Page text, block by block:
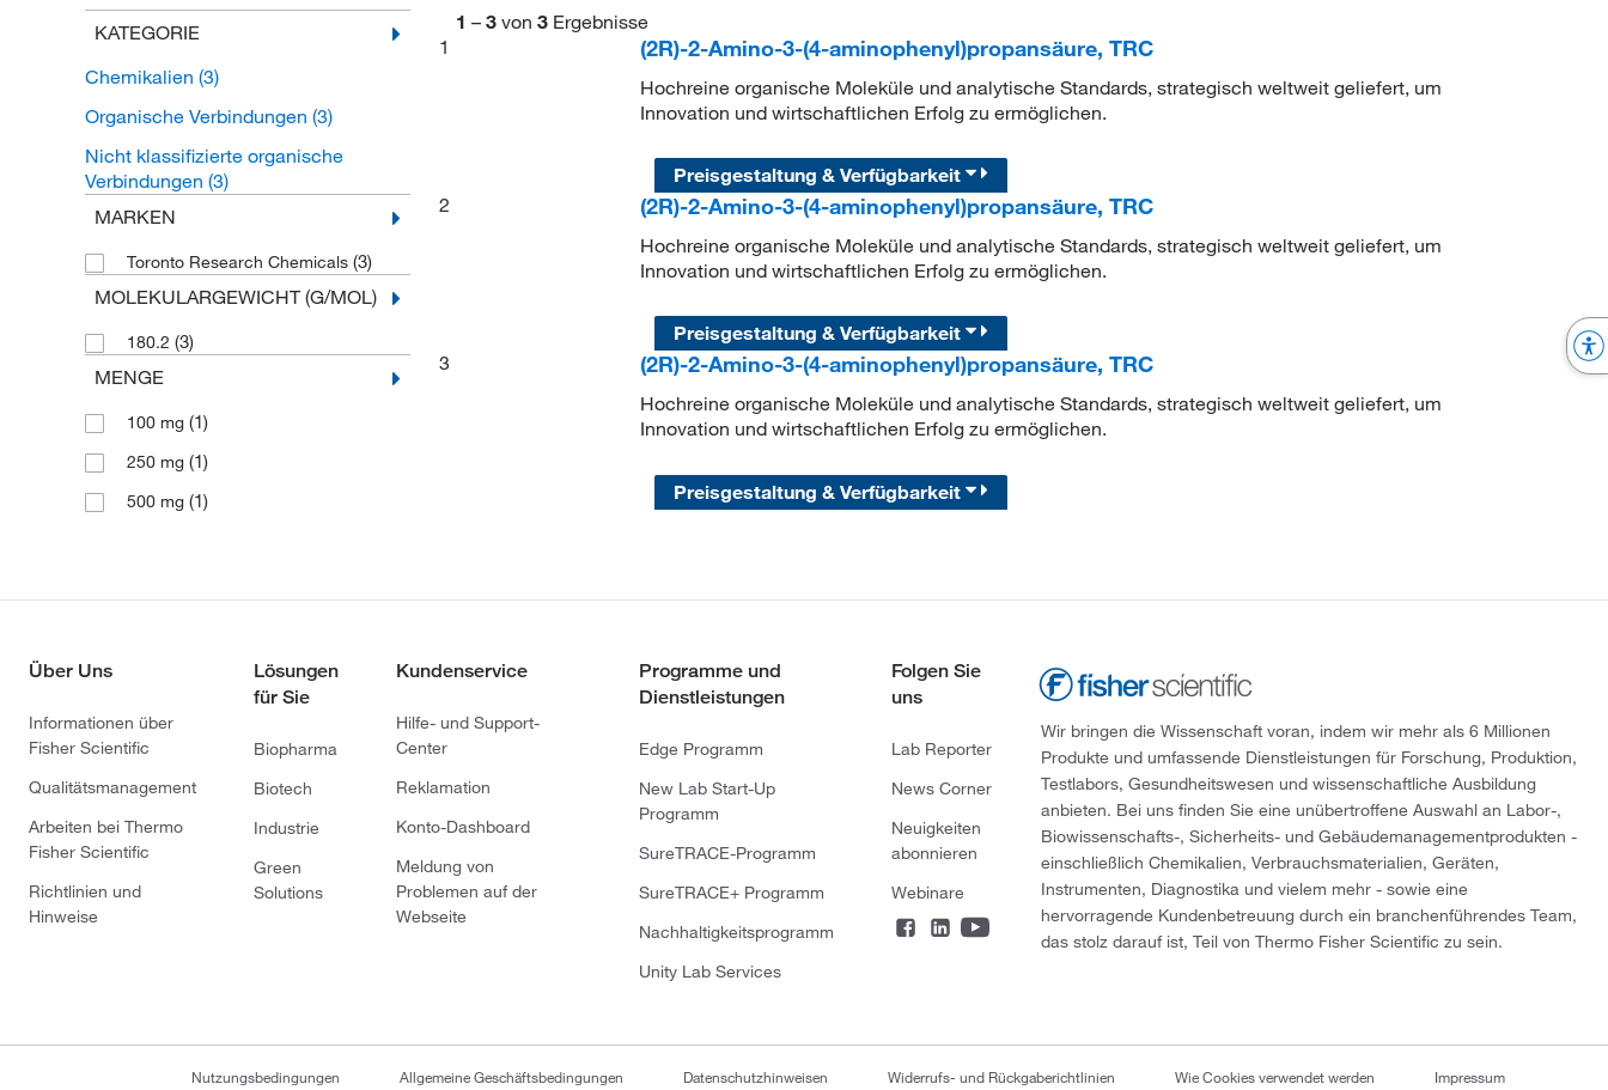
KATEGORIE
Chemikalien (3)
Organische Verbindungen (3)
Nicht klassifizierte organische
Verbindungen (3)
MARKEN
Toronto Research Chemicals (3)
MOLEKULARGEWICHT (G/MOL)
180.2 (3)
MENGE
100 mg (1)
250 mg (1)
500 mg (1)
1 – 3 von 3 Ergebnisse
1
(2R)-2-Amino-3-(4-aminophenyl)propansäure, TRC
Hochreine organische Moleküle und analytische Standards, strategisch weltweit geliefert, um
Innovation und wirtschaftlichen Erfolg zu ermöglichen.
Preisgestaltung & Verfügbarkeit
2
(2R)-2-Amino-3-(4-aminophenyl)propansäure, TRC
Hochreine organische Moleküle und analytische Standards, strategisch weltweit geliefert, um
Innovation und wirtschaftlichen Erfolg zu ermöglichen.
Preisgestaltung & Verfügbarkeit
3
(2R)-2-Amino-3-(4-aminophenyl)propansäure, TRC
Hochreine organische Moleküle und analytische Standards, strategisch weltweit geliefert, um
Innovation und wirtschaftlichen Erfolg zu ermöglichen.
Preisgestaltung & Verfügbarkeit
Über Uns
Informationen über
Fisher Scientific
Qualitätsmanagement
Arbeiten bei Thermo
Fisher Scientific
Richtlinien und
Hinweise
Lösungen
für Sie
Biopharma
Biotech
Industrie
Green
Solutions
Kundenservice
Hilfe- und Support-
Center
Reklamation
Konto-Dashboard
Meldung von
Problemen auf der
Webseite
Programme und
Dienstleistungen
Edge Programm
New Lab Start-Up
Programm
SureTRACE-Programm
SureTRACE+ Programm
Nachhaltigkeitsprogramm
Unity Lab Services
Folgen Sie
uns
Lab Reporter
News Corner
Neuigkeiten
abonnieren
Webinare
Wir bringen die Wissenschaft voran, indem wir mehr als 6 Millionen
Produkte und umfassende Dienstleistungen für Forschung, Produktion,
Testlabors, Gesundheitswesen und wissenschaftliche Ausbildung
anbieten. Bei uns finden Sie eine unübertroffene Auswahl an Labor-,
Biowissenschafts-, Sicherheits- und Gebäudemanagementprodukten -
einschließlich Chemikalien, Verbrauchsmaterialien, Geräten,
Instrumenten, Diagnostika und vielem mehr - sowie eine
hervorragende Kundenbetreuung durch ein branchenführendes Team,
das stolz darauf ist, Teil von Thermo Fisher Scientific zu sein.
Nutzungsbedingungen Allgemeine Geschäftsbedingungen Datenschutzhinweisen Widerrufs- und Rückgaberichtlinien Wie Cookies verwendet werden Impressum